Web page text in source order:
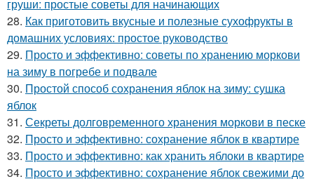
груши: простые советы для начинающих
28. Как приготовить вкусные и полезные сухофрукты в
домашних условиях: простое руководство
29. Просто и эффективно: советы по хранению моркови
на зиму в погребе и подвале
30. Простой способ сохранения яблок на зиму: сушка
яблок
31. Секреты долговременного хранения моркови в песке
32. Просто и эффективно: сохранение яблок в квартире
33. Просто и эффективно: как хранить яблоки в квартире
34. Просто и эффективно: сохранение яблок свежими до